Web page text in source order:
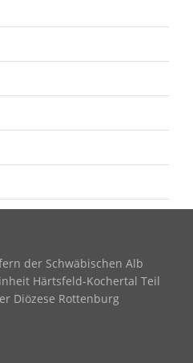
der Schwäbischen Alb
Härtsfeld-Kochertal Teil
Diözese Rottenburg